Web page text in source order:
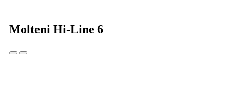
Molteni Hi-Line 6